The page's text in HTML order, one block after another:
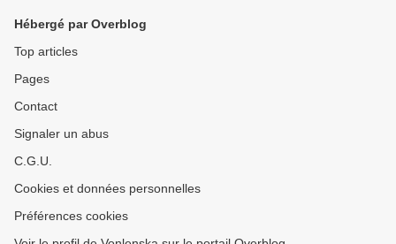
Hébergé par Overblog
Top articles
Pages
Contact
Signaler un abus
C.G.U.
Cookies et données personnelles
Préférences cookies